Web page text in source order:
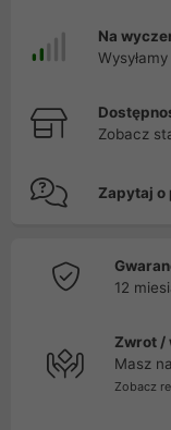
Na
Zobacz
Zapytaj o
12
Zwrot /
Masz
Zobacz